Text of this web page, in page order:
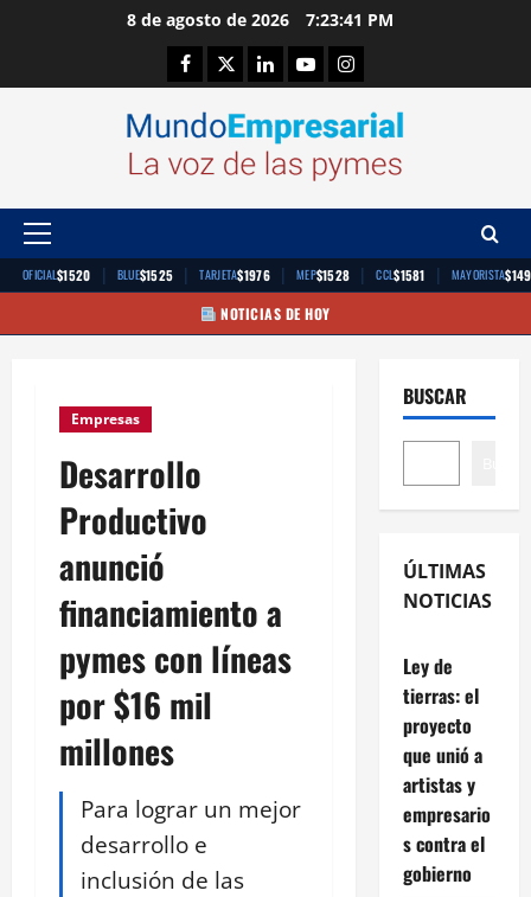
8 de agosto de 2026 7:23:41 PM
Facebook
TwitterLinkedinYoutubeInstagram
Menú
principal
OFICIAL$1520 | BLUE$1525 | TARJETA$1976 | MEP$1528 | CCL$1581 | MAYORISTA
NOTICIAS DE HOY
Empresas
Desarrollo
Productivo
anunció
financiamiento a
pymes con líneas
por $16 mil
millones
Para lograr un mejor
desarrollo e
inclusión de las
BUSCAR
ÚLTIMAS
NOTICIAS
Ley de
tierras: el
proyecto
que unió a
artistas y
empresario
s contra el
gobierno